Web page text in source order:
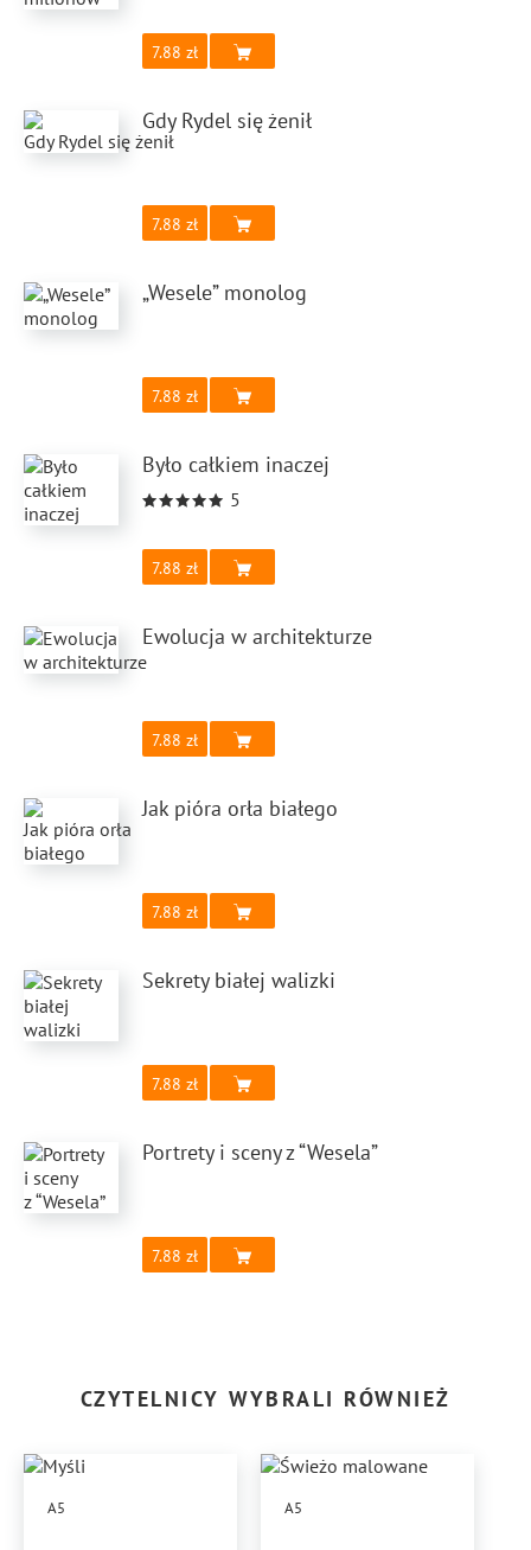
observe a similar phenomenon by following the movement
of clouds in our sky, when the wind breaks clouds and
thickens again, another mechanism, but the effect is similar
7.88
Gdy Rydel się żenił
7.88
„Wesele” monolog
7.88
Było całkiem inaczej
5
7.88
Ewolucja w architekturze
7.88
Jak pióra orła białego
7.88
Sekrety białej walizki
7.88
Portrety i sceny z “Wesela”
7.88
CZYTELNICY WYBRALI RÓWNIEŻ
A5 A5